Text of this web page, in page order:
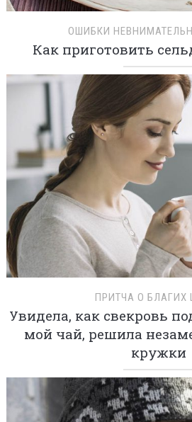
ОШИБКИ
Как приготовить
ПРИТЧА О БЛАГИХ
Увидела, как свекровь
мой чай, решила
кружки